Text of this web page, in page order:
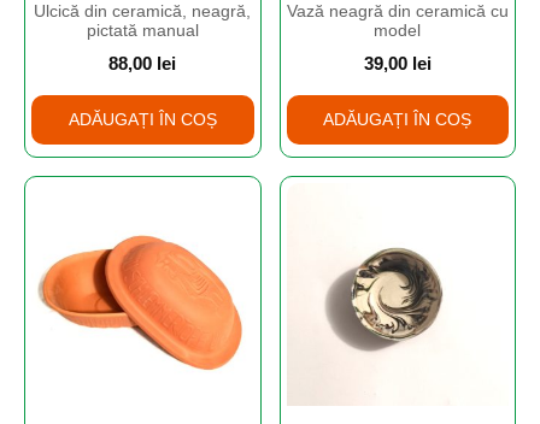
Ulcică din ceramică, neagră,
pictată manual
88,00 lei
ADĂUGAȚI ÎN COȘ
Vază neagră din ceramică cu
model
39,00 lei
ADĂUGAȚI ÎN COȘ